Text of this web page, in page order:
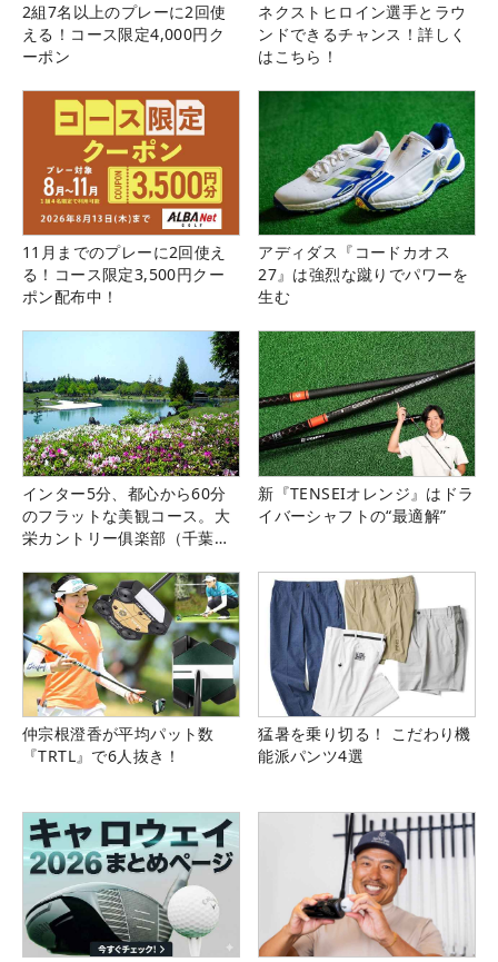
2組7名以上のプレーに2回使
える！コース限定4,000円ク
ーポン
ネクストヒロイン選手とラウ
ンドできるチャンス！詳しく
はこちら！
11月までのプレーに2回使え
る！コース限定3,500円クー
ポン配布中！
アディダス『コードカオス
27』は強烈な蹴りでパワーを
生む
インター5分、都心から60分
のフラットな美観コース。大
栄カントリー俱楽部（千葉
新『TENSEIオレンジ』はドラ
イバーシャフトの“最適解”
仲宗根澄香が平均パット数
『TRTL』で6人抜き！
猛暑を乗り切る！ こだわり機
能派パンツ4選